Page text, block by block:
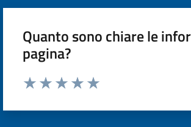
Quanto sono chiare le
pagina?
Valuta da 1 a 5 stelle la pagina